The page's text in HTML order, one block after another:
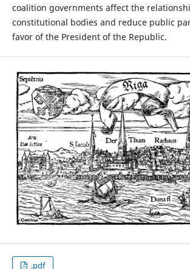
coalition governments affect the
constitutional bodies and reduce public
favor of the President of the Republic.
.pdf